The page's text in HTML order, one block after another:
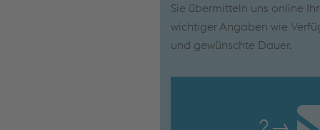
Sie übermitteln uns online
wichtiger Angaben wie
und gewünschte Dauer.